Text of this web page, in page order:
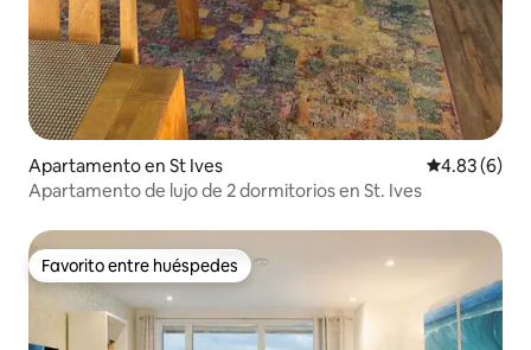
Apartamento en St Ives Calificación
4.83 (6)
Apartamento de lujo de 2 dormitorios en St. Ives
Favorito entre huéspedes
Favorito entre huéspedes